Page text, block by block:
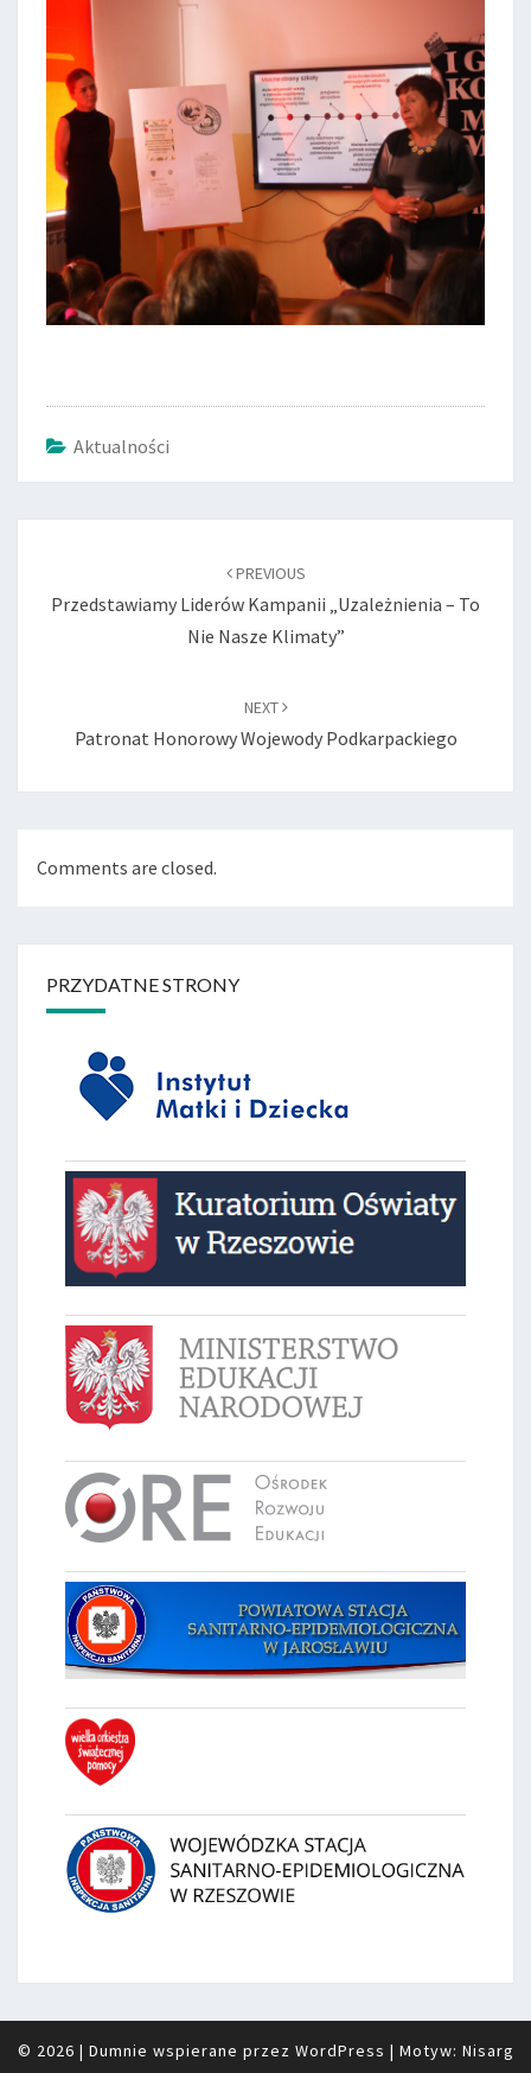
Aktualności
PREVIOUS
Przedstawiamy Liderów Kampanii „Uzależnienia – To
Nie Nasze Klimaty”
NEXT
Patronat Honorowy Wojewody Podkarpackiego
Comments are closed.
PRZYDATNE STRONY
© 2026 | Dumnie wspierane przez WordPress | Motyw: Nisarg